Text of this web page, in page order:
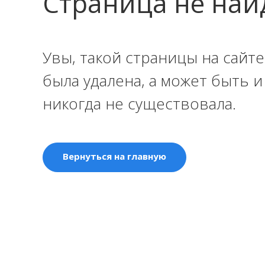
Увы, такой страницы на
была удалена, а может быть
никогда не существовала.
Вернуться на главную